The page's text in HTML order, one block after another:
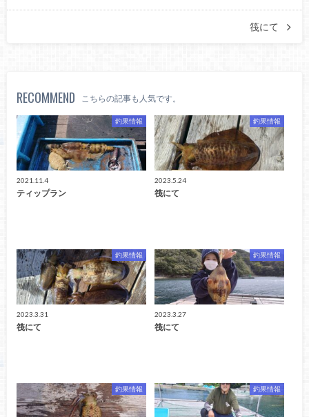
筏にて
RECOMMEND こちらの記事も人気です。
釣果情報
2021.11.4
ティップラン
釣果情報
2023.5.24
筏にて
釣果情報
2023.3.31
筏にて
釣果情報
2023.3.27
筏にて
釣果情報 釣果情報